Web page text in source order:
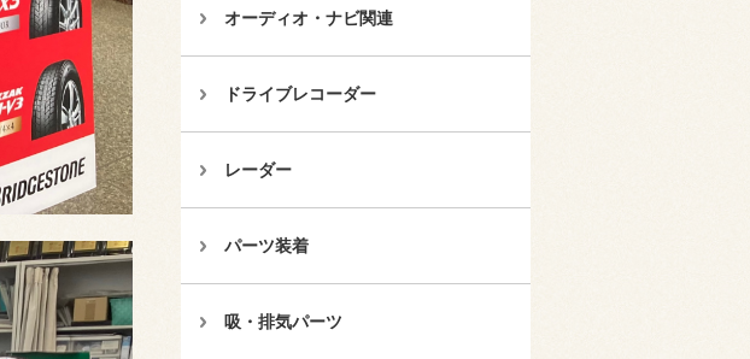
オーディオ・ナビ関連
ドライブレコーダー
レーダー
パーツ装着
吸・排気パーツ